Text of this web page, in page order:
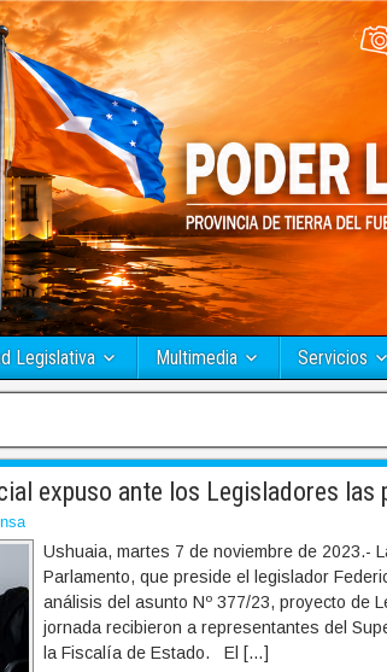
Legislativa Multimedia Servicios
expuso ante los Legisladores
Ushuaia, martes 7 de noviembre de 2023.-
Parlamento, que preside el legislador
análisis del asunto Nº 377/23, proyecto de
jornada recibieron a representantes del
la Fiscalía de Estado. El […]